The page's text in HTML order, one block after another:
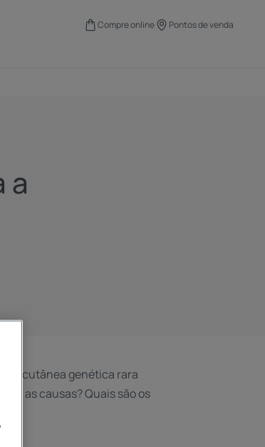
Compre online Pontos de venda
a
cutânea genética rara
as causas? Quais são os